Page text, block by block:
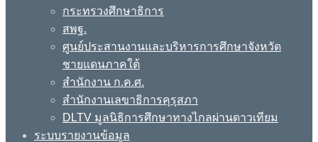
กระทรวงศึกษาธิการ
สพฐ.
ศูนย์ประสานงานและบริหารการศึกษาจังหวัด
ชายแดนภาคใต้
สำนักงาน ก.ค.ศ.
สำนักงานเลขาธิการคุรุสภา
DLTV มูลนิธิการศึกษาทางไกลผ่านดาวเทียม
ระบบรายงานข้อมูล